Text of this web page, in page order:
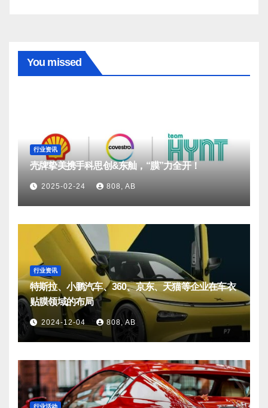
You missed
行业资讯
壳牌挚美携手科思创&东舢，“膜”力全开！
2025-02-24 808, AB
行业资讯
特斯拉、小鹏汽车、360、京东、天猫等企业在车衣
贴膜领域的布局
2024-12-04 808, AB
行业活动